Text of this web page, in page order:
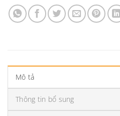
Mô tả
Thông tin bổ sung